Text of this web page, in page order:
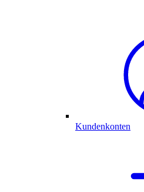
Kundenkonten